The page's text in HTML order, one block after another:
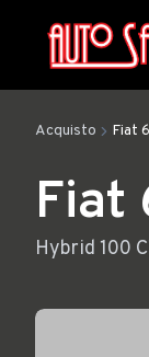
Acquisto Fiat
Fiat
Hybrid 100